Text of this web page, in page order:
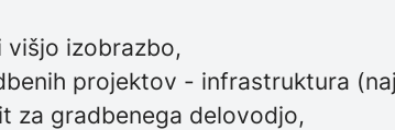
višjo izobrazbo,
projektov - infrastruktura
za gradbenega delovodjo,